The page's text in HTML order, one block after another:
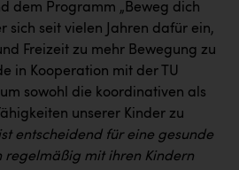
dem Programm „Beweg dich
sich seit vielen Jahren dafür ein,
Freizeit zu mehr Bewegung zu
in Kooperation mit der TU
sowohl die koordinativen als
unserer Kinder zu
entscheidend für eine gesunde
regelmäßig mit ihren Kindern